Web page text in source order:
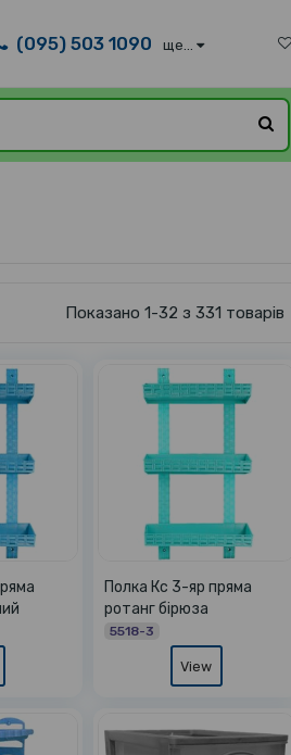
(095) 503 1090 ще...
Показано 1-32 з 331 товарів
Полка Кс 3-яр пряма
ротанг бірюза
5518-3
View